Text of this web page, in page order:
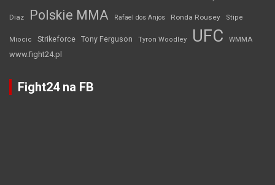
Diaz Polskie MMA Rafael dos Anjos Ronda Rousey Stipe
Miocic Strikeforce Tony Ferguson Tyron Woodley UFC WMMA
www.fight24.pl
Fight24 na FB